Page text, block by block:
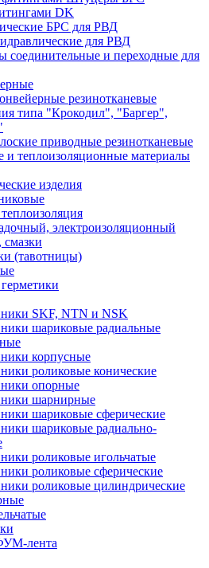
DK
БРС для РВД
для РВД
соединительные и переходные для
резинотканевые
типа "Крокодил", "Баргер",
приводные резинотканевые
и теплоизоляционные материалы
изделия
теплоизоляция
электроизоляционный
(тавотницы)
SKF, NTN и NSK
шариковые радиальные
корпусные
роликовые конические
опорные
шарнирные
шариковые сферические
шариковые радиально-
роликовые игольчатые
роликовые сферические
роликовые цилиндрические
лента